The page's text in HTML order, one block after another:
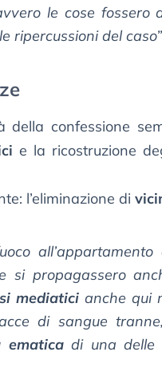
le cose fossero
ripercussioni del caso”
della confessione
e la ricostruzione
l’eliminazione di
si propagassero
mediaticianche qui
di sangue
ematicadi una delle